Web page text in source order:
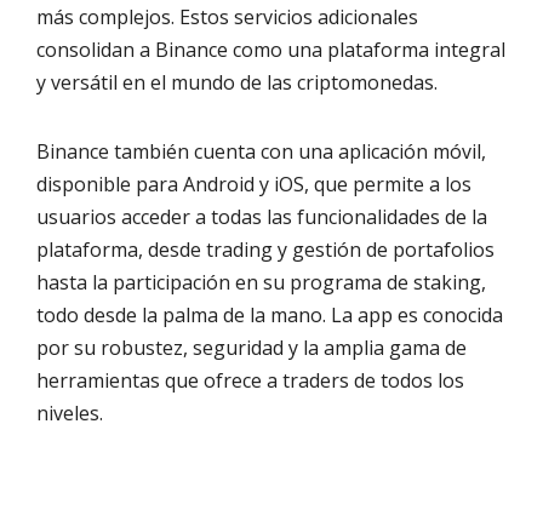
más complejos. Estos servicios adicionales
consolidan a Binance como una plataforma integral
y versátil en el mundo de las criptomonedas.
Binance también cuenta con una aplicación móvil,
disponible para Android y iOS, que permite a los
usuarios acceder a todas las funcionalidades de la
plataforma, desde trading y gestión de portafolios
hasta la participación en su programa de staking,
todo desde la palma de la mano. La app es conocida
por su robustez, seguridad y la amplia gama de
herramientas que ofrece a traders de todos los
niveles.